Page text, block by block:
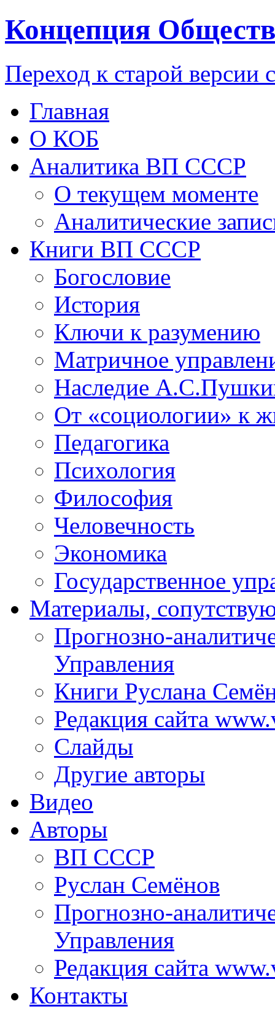
Концепция
Переход к старой версии
Главная
О КОБ
Аналитика ВП СССР
О текущем моменте
Аналитические
Книги ВП СССР
Богословие
История
Ключи к разумению
Матричное
Наследие
От «социологии» к
Педагогика
Психология
Философия
Человечность
Экономика
Государственное
Материалы,
Прогнозно-
Управления
Книги Руслана
Редакция сайта
Слайды
Другие авторы
Видео
Авторы
ВП СССР
Руслан Семёнов
Прогнозно-
Управления
Редакция сайта
Контакты